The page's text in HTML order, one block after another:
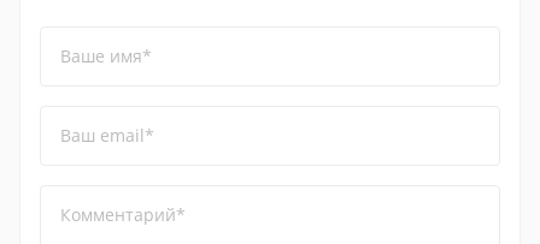
Ваше имя*
Ваш email*
Комментарий*